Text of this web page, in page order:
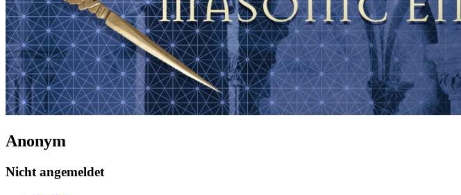
Anonym
Nicht angemeldet